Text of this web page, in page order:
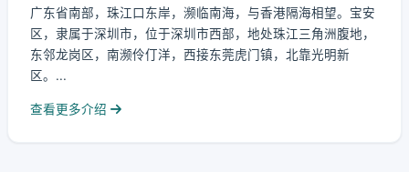
广东省南部，珠江口东岸，濒临南海，与香港隔海相望。宝安
区，隶属于深圳市，位于深圳市西部，地处珠江三角洲腹地，
东邻龙岗区，南濒伶仃洋，西接东莞虎门镇，北靠光明新
区。...
查看更多介绍